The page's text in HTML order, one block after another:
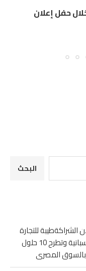
حفل إعلان
البحث
للتجارة
والتوكيلات تطلق شراكتها مع أجروستوك الأسبانية وتطرح 10 حلول
بالسوق المصرى